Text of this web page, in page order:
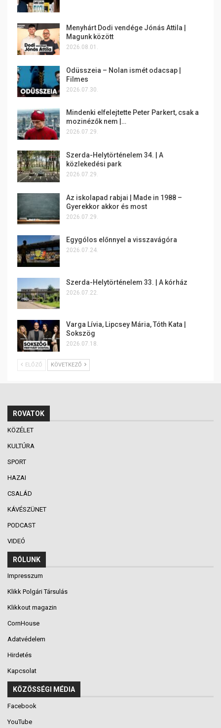
Menyhárt Dodi vendége Jónás Attila |
Magunk között
2026.08.01.
Odüsszeia – Nolan ismét odacsap |
Filmes
2026.07.30.
Mindenki elfelejtette Peter Parkert, csak a
mozinézők nem |…
2026.07.29.
Szerda-Helytörténelem 34. | A
közlekedési park
2026.07.29.
Az iskolapad rabjai | Made in 1988 –
Gyerekkor akkor és most
2026.07.29.
Egygólos előnnyel a visszavágóra
2026.07.24.
Szerda-Helytörténelem 33. | A kórház
2026.07.22.
Varga Lívia, Lipcsey Mária, Tóth Kata |
Sokszög
2026.07.18.
ELŐZŐ KÖVETKEZŐ
ROVATOK
KÖZÉLET
KULTÚRA
SPORT
HAZAI
CSALÁD
KÁVÉSZÜNET
PODCAST
VIDEÓ
RÓLUNK
Impresszum
Klikk Polgári Társulás
Klikkout magazin
CornHouse
Adatvédelem
Hirdetés
Kapcsolat
KÖZÖSSÉGI MÉDIA
Facebook
YouTube